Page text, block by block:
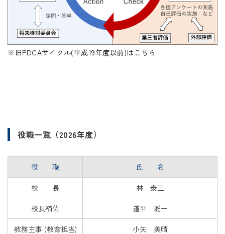
※ 旧PDCAサイクル(平成19年度以前)はこちら
役職一覧（2026年度）
役 職 氏 名
校 長 林 泰三
校長補佐 道平 雅一
教務主事 (教育担当) 小矢 美晴